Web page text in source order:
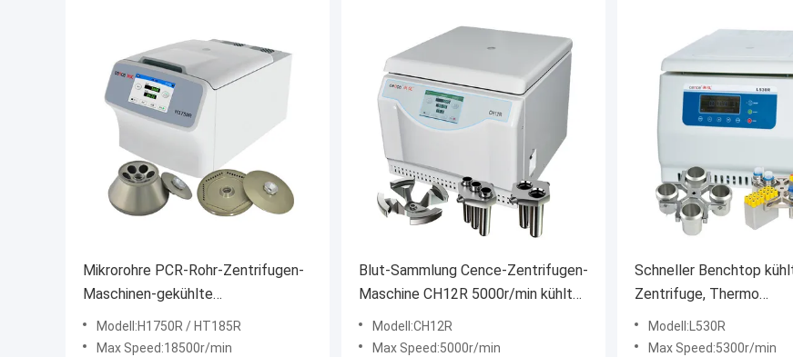
Mikrorohre PCR-Rohr-Zentrifugen-
Maschinen-gekühlte
Hochgeschwindigkeitszentrifuge
H1750R
Modell:H1750R / HT185R
Max Speed:18500r/min
Blut-Sammlung Cence-Zentrifugen-
Maschine CH12R 5000r/min kühlte
Zentrifuge
Modell:CH12R
Max Speed:5000r/min
Schneller Benchtop
Zentrifuge, Thermo
wissenschaftliche
maximale Kapazität
Modell:L530R
Max Speed:5300r/min